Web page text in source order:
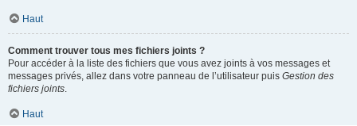
Haut
Comment trouver tous mes fichiers joints ?
Pour accéder à la liste des fichiers que vous avez joints à vos messages et
messages privés, allez dans votre panneau de l’utilisateur puis Gestion des
fichiers joints.
Haut